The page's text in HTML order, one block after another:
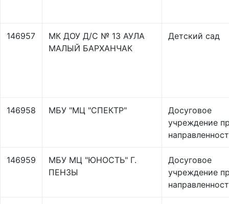
146957
МК ДОУ Д/С № 13 АУЛА
МАЛЫЙ БАРХАНЧАК
Детский сад
146958 МБУ "МЦ "СПЕКТР"
Досуговое
учреждение
146959
МБУ МЦ "ЮНОСТЬ" Г.
ПЕНЗЫ
Досуговое
учреждение